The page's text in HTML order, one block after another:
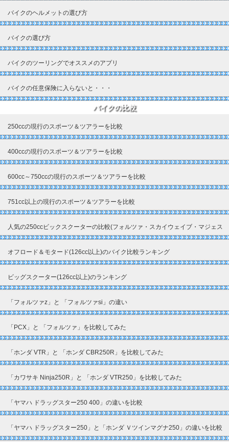
バイクのヘルメットの選び方
バイクの選び方
バイクのツーリングでオススメのアプリ
バイクの任意保険に入らないと・・・
バイクの比較
250ccの現行のスポーツ＆ツアラーを比較
400ccの現行のスポーツ＆ツアラーを比較
600cc～750ccの現行のスポーツ＆ツアラーを比較
751cc以上の現行のスポーツ＆ツアラーを比較
人気の250ccビックスクーターの比較(フォルツァ・スカイウェイブ・マジェス
ティ)
オフロード＆モタード(126cc以上)のバイク比較ランキング
ビッグスクーター(126cc以上)のランキング
「フォルツァz」と 「フォルツァsi」の違い
「PCX」と 「フォルツァ」を比較してみた
「ホンダ VTR」と 「ホンダ CBR250R」を比較してみた
「カワサキ Ninja250R」と 「ホンダ VTR250」を比較してみた
「ヤマハ ドラッグスター250 400」の違いを比較
「ヤマハ ドラッグスター250」と「ホンダ Ｖツインマグナ250」の違いを比較